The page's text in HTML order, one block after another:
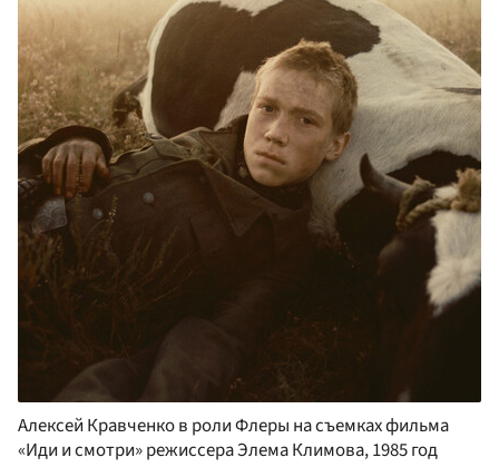
Алексей Кравченко в роли Флеры на съемках фильма
«Иди и смотри» режиссера Элема Климова, 1985 год